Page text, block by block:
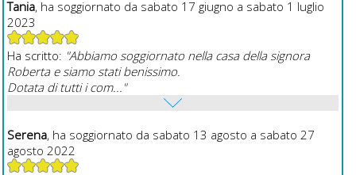
Tania, ha soggiornato da sabato 17 giugno a sabato 1 luglio
2023
Ha scritto: "Abbiamo soggiornato nella casa della signora
Roberta e siamo stati benissimo.
Dotata di tutti i com..."
Serena, ha soggiornato da sabato 13 agosto a sabato 27
agosto 2022